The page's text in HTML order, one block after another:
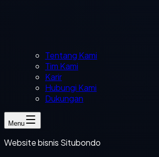
Tentang Kami
Tim Kami
Karir
Hubungi Kami
Dukungan
Menu
Website bisnis Situbondo